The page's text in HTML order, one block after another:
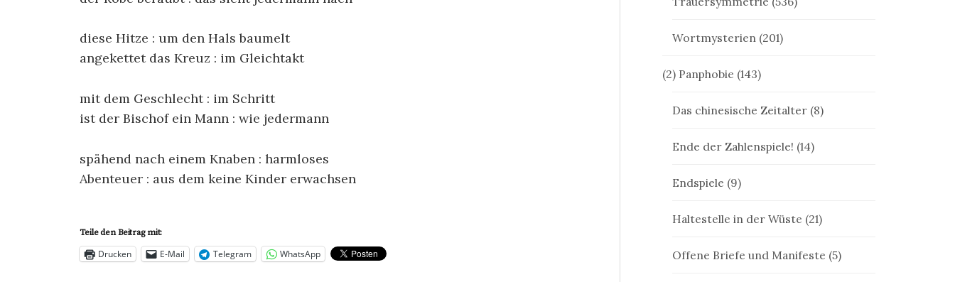
diese Hitze : um den Hals baumelt
angekettet das Kreuz : im Gleichtakt
mit dem Geschlecht : im Schritt
ist der Bischof ein Mann : wie jedermann
spähend nach einem Knaben : harmloses
Abenteuer : aus dem keine Kinder erwachsen
Teile den Beitrag mit:
Drucken E-Mail Telegram WhatsApp
Wortmysterien (201)
(2) Panphobie (143)
Das chinesische Zeitalter (8)
Ende der Zahlenspiele! (14)
Endspiele (9)
Haltestelle in der Wüste (21)
Offene Briefe und Manifeste (5)